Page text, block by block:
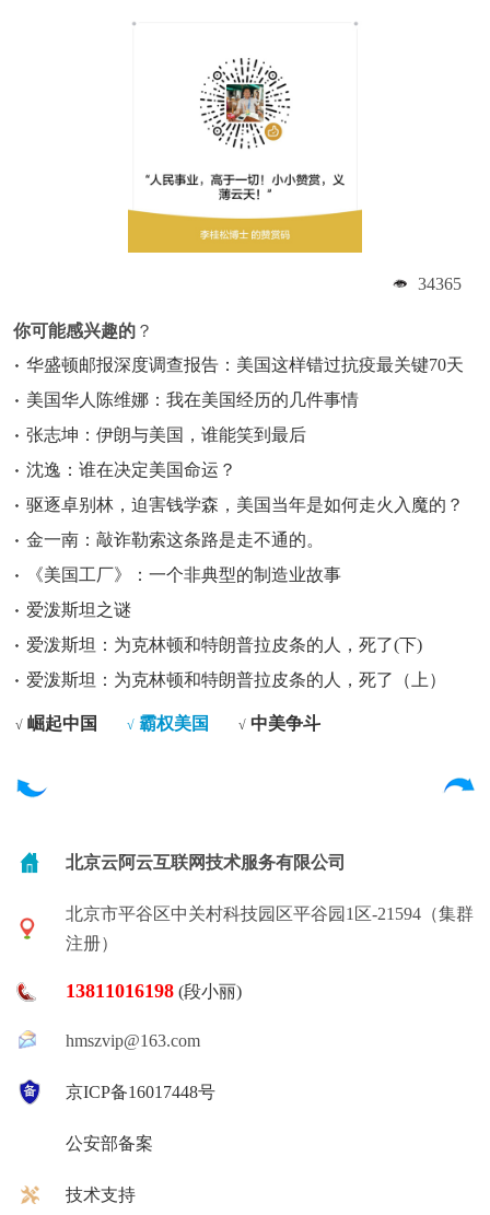
34365
你可能感兴趣的 ？
华盛顿邮报深度调查报告：美国这样错过抗疫最关键70天
美国华人陈维娜：我在美国经历的几件事情
张志坤：伊朗与美国，谁能笑到最后
沈逸：谁在决定美国命运？
驱逐卓别林，迫害钱学森，美国当年是如何走火入魔的？
金一南：敲诈勒索这条路是走不通的。
《美国工厂》：一个非典型的制造业故事
爱泼斯坦之谜
爱泼斯坦：为克林顿和特朗普拉皮条的人，死了(下)
爱泼斯坦：为克林顿和特朗普拉皮条的人，死了（上）
√ 崛起中国 √ 霸权美国 √ 中美争斗
北京云阿云互联网技术服务有限公司
北京市平谷区中关村科技园区平谷园1区-21594（集群
注册）
13811016198 (段小丽)
hmszvip@163.com
京ICP备16017448号
公安部备案
技术支持